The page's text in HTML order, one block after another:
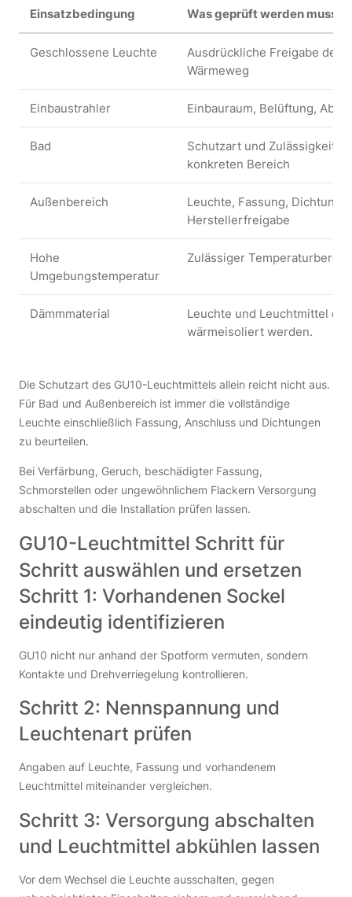
Einsatzbedingung Was geprüft werden muss
Geschlossene Leuchte
Ausdrückliche Freigabe des
Wärmeweg
Einbaustrahler Einbauraum, Belüftung,
Bad
Schutzart und Zulässigkeit
konkreten Bereich
Außenbereich
Leuchte, Fassung,
Herstellerfreigabe
Hohe
Umgebungstemperatur
Zulässiger
Dämmmaterial
Leuchte und Leuchtmittel
wärmeisoliert werden.
Die Schutzart des GU10-Leuchtmittels allein reicht nicht aus.
Für Bad und Außenbereich ist immer die vollständige
Leuchte einschließlich Fassung, Anschluss und Dichtungen
zu beurteilen.
Bei Verfärbung, Geruch, beschädigter Fassung,
Schmorstellen oder ungewöhnlichem Flackern Versorgung
abschalten und die Installation prüfen lassen.
GU10-Leuchtmittel Schritt für
Schritt auswählen und ersetzen
Schritt 1: Vorhandenen Sockel
eindeutig identifizieren
GU10 nicht nur anhand der Spotform vermuten, sondern
Kontakte und Drehverriegelung kontrollieren.
Schritt 2: Nennspannung und
Leuchtenart prüfen
Angaben auf Leuchte, Fassung und vorhandenem
Leuchtmittel miteinander vergleichen.
Schritt 3: Versorgung abschalten
und Leuchtmittel abkühlen lassen
Vor dem Wechsel die Leuchte ausschalten, gegen